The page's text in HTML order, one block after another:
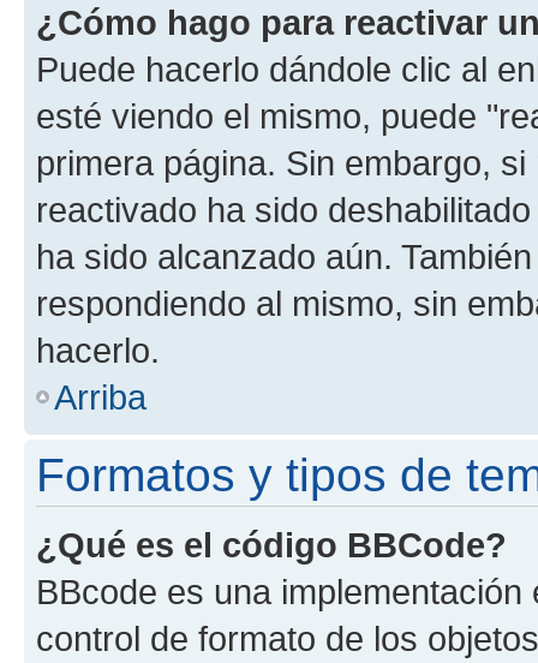
¿Cómo hago para reactivar
Puede hacerlo dándole clic al
esté viendo el mismo, puede
primera página. Sin embargo,
reactivado ha sido
ha sido alcanzado aún.
respondiendo al mismo, sin
hacerlo.
Arriba
Formatos y tipos de
¿Qué es el código BBCode?
BBcode es una
control de formato de los